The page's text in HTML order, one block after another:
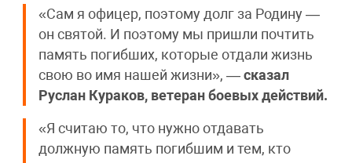
«Сам я офицер, поэтому долг за Родину —
он святой. И поэтому мы пришли почтить
память погибших, которые отдали жизнь
свою во имя нашей жизни», —сказал
Руслан Кураков, ветеран боевых действий.
«Я считаю то, что нужно отдавать
должную память погибшим и тем, кто